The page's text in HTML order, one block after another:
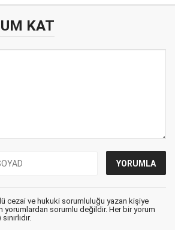
KAT
cezai ve hukuki sorumluluğu yazan kişiye
yorumlardan sorumlu değildir. Her bir yorum